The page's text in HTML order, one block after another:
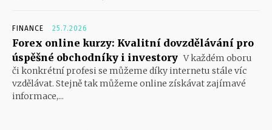
FINANCE 25.7.2026
Forex online kurzy: Kvalitní dovzdělávání pro
úspěšné obchodníky i investory V každém oboru
či konkrétní profesi se můžeme díky internetu stále víc
vzdělávat. Stejně tak můžeme online získávat zajímavé
informace,...